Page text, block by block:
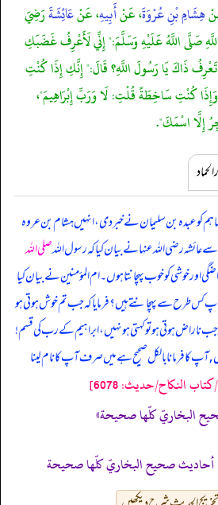
هِشَامِ بْنِ عُرْوَةَ، عَنْأَبِيهِ، عَنْعَائِشَةَرَضِيَ
صَلَّى اللَّهُ عَلَيْهِ وَسَلَّمَ:" إِنِّي لَأَعْرِفُ غَضَبَكِ
ذَاكَ يَا رَسُولَ اللَّهِ؟ قَالَ:" إِنَّكِ إِذَا كُنْتِ
كُنْتِ سَاخِطَةً قُلْتِ: لَا وَرَبِّ إِبْرَاهِيمَ"،
إِلَّا اسْمَكَ".
ہم کو عبدہ بن سلیمان نے خبر دی، انہیں ہشام بن عروہ
رضی اللہ عنہا نے بیان کیا کہرسول اللہصلی اللہ
اور خوشی کو خوب پہچانتا ہوں۔ ام المؤمنین نے بیان کیا
کس طرح سے پہچانتے ہیں؟ فرمایا کہ جب تم خوش ہوتی ہو
ناراض ہوتی ہو تو کہتی ہو نہیں، ابراہیم کے رب کی قسم!
کا فرمانا بالکل صحیح ہے میں صرف آپ کا نام لینا
النكاح/حدیث: 6078]
البخاريّ كلّها صحيحة»
أحاديث صحيح البخاريّ كلّها صحيحة